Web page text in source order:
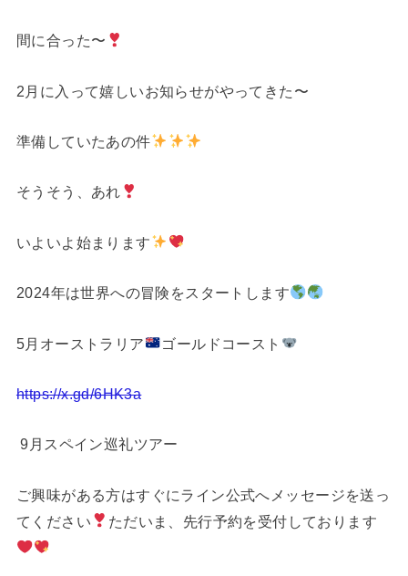
間に合った〜
2月に入って嬉しいお知らせがやってきた〜
準備していたあの件
そうそう、あれ
いよいよ始まります
2024年は世界への冒険をスタートします
5月オーストラリア ゴールドコースト
https://x.gd/6HK3a
9月スペイン巡礼ツアー
ご興味がある方はすぐにライン公式へメッセージを送っ
てください
ただいま、先行予約を受付しております